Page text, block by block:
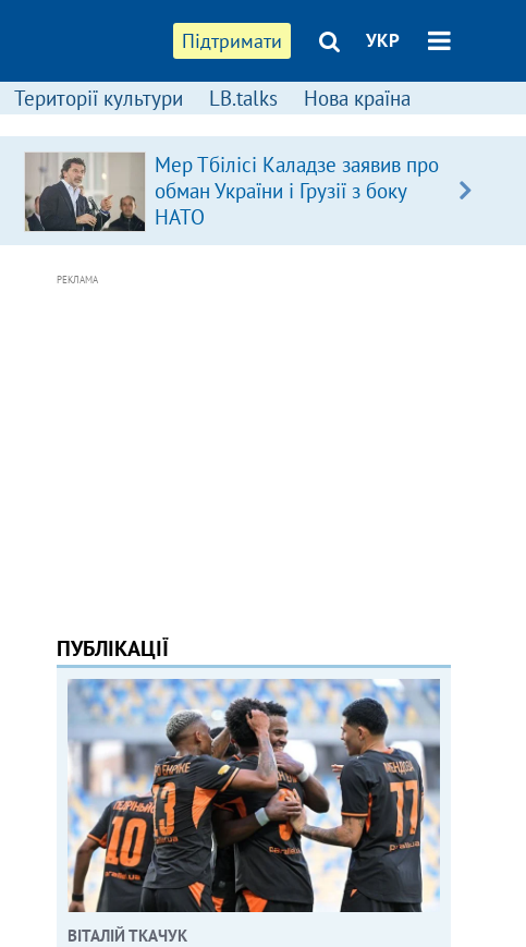
Підтримати УКР
Території культури LB.talks Нова країна
Мер Тбілісі Каладзе заявив про
обман України і Грузії з боку
НАТО
РЕКЛАМА
ПУБЛІКАЦІЇ
ВІТАЛІЙ ТКАЧУК